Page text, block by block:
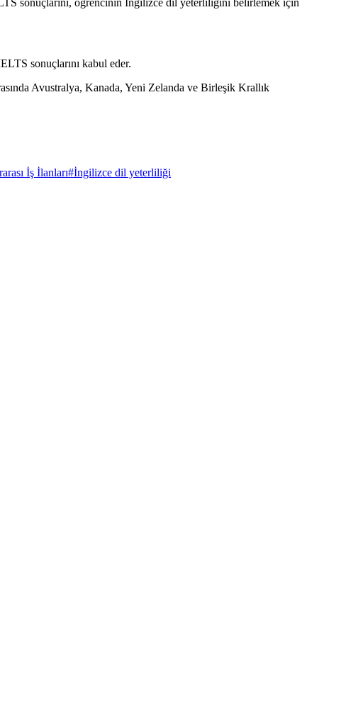
sonuçlarını kabul eder.
Avustralya, Kanada, Yeni Zelanda ve Birleşik Krallık
İş İlanları#İngilizce dil yeterliliği